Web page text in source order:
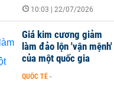
10:03 | 22/07/2026
Giá kim cương giảm
làm đảo lộn 'vận mệnh'
của một quốc gia
QUỐC TẾ -